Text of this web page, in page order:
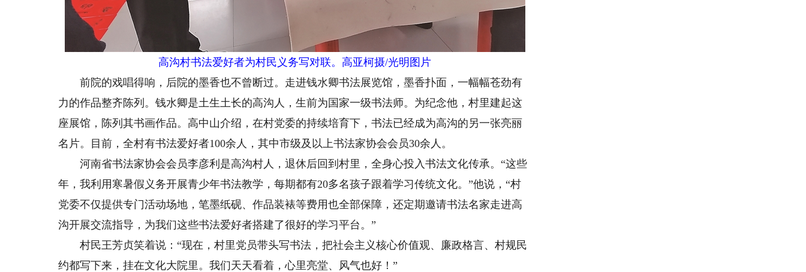
高沟村书法爱好者为村民义务写对联。高亚柯摄/光明图片
前院的戏唱得响，后院的墨香也不曾断过。走进钱水卿书法展览馆，墨香扑面，一幅幅苍劲有
力的作品整齐陈列。钱水卿是土生土长的高沟人，生前为国家一级书法师。为纪念他，村里建起这
座展馆，陈列其书画作品。高中山介绍，在村党委的持续培育下，书法已经成为高沟的另一张亮丽
名片。目前，全村有书法爱好者100余人，其中市级及以上书法家协会会员30余人。
河南省书法家协会会员李彦利是高沟村人，退休后回到村里，全身心投入书法文化传承。“这些
年，我利用寒暑假义务开展青少年书法教学，每期都有20多名孩子跟着学习传统文化。”他说，“村
党委不仅提供专门活动场地，笔墨纸砚、作品装裱等费用也全部保障，还定期邀请书法名家走进高
沟开展交流指导，为我们这些书法爱好者搭建了很好的学习平台。”
村民王芳贞笑着说：“现在，村里党员带头写书法，把社会主义核心价值观、廉政格言、村规民
约都写下来，挂在文化大院里。我们天天看着，心里亮堂、风气也好！”